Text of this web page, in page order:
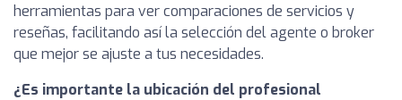
herramientas para ver comparaciones de servicios y
reseñas, facilitando así la selección del agente o broker
que mejor se ajuste a tus necesidades.
¿Es importante la ubicación del profesional